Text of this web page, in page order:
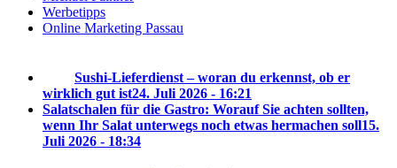
Werbetipps
Online Marketing Passau
Sushi-Lieferdienst – woran du erkennst, ob er
wirklich gut ist24. Juli 2026 - 16:21
Salatschalen für die Gastro: Worauf Sie achten sollten,
wenn Ihr Salat unterwegs noch etwas hermachen soll15.
Juli 2026 - 18:34